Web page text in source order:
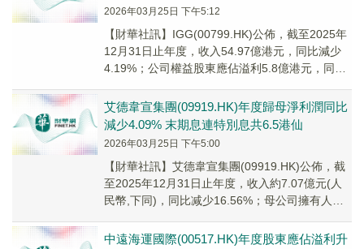
2026年03月25日 下午5:12
​【財華社訊】IGG(00799.HK)公佈，截至2025年
12月31日止年度，收入54.97億港元，同比減少
4.19%；公司權益股東應佔溢利5.8億港元，同比
艾德韋宣集團(09919.HK)年度歸母淨利潤同比
減少4.09% 末期息連特別息共6.5港仙
2026年03月25日 下午5:00
【財華社訊】艾德韋宣集團(09919.HK)公佈，截
至2025年12月31日止年度，收入約7.07億元(人
民幣,下同)，同比减少16.56%；母公司擁有人應
中遠海運國際(00517.HK)年度股東應佔溢利升